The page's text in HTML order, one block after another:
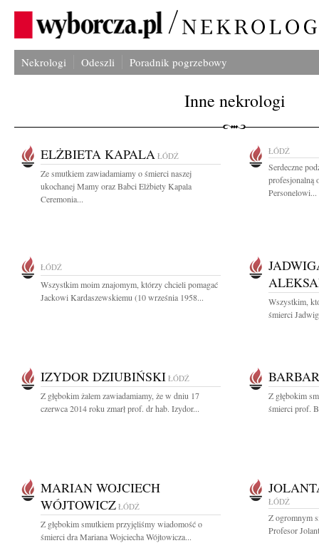
Nekrologi Odeszli Poradnik pogrzebowy
Inne nekrologi
ELŻBIETA KAPALA ŁÓDŹ
Ze smutkiem zawiadamiamy o śmierci naszej
ukochanej Mamy oraz Babci Elżbiety Kapala
Ceremonia...
ŁÓDŹ
Serdeczne
profesjonalną
Personelowi...
ŁÓDŹ
Wszystkim moim znajomym, którzy chcieli pomagać
Jackowi Kardaszewskiemu (10 września 1958...
Wszystkim,
śmierci
IZYDOR DZIUBIŃSKI ŁÓDŹ
Z głębokim żalem zawiadamiamy, że w dniu 17
czerwca 2014 roku zmarł prof. dr hab. Izydor...
Z głębokim
śmierci prof.
MARIAN WOJCIECH
WÓJTOWICZ ŁÓDŹ
Z głębokim smutkiem przyjęliśmy wiadomość o
śmierci dra Mariana Wojciecha Wójtowicza...
ŁÓDŹ
Z ogromnym
Profesor